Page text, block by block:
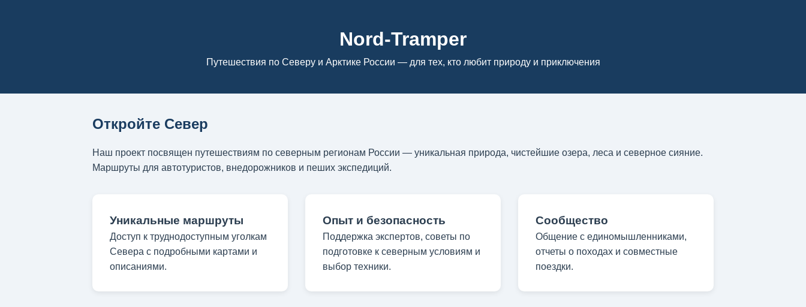
Nord-Tramper
Путешествия по Северу и Арктике России — для тех, кто любит природу и приключения
Откройте Север
Наш проект посвящен путешествиям по северным регионам России — уникальная природа, чистейшие озера, леса и северное сияние.
Маршруты для автотуристов, внедорожников и пеших экспедиций.
Уникальные маршруты
Доступ к труднодоступным уголкам
Севера с подробными картами и
описаниями.
Опыт и безопасность
Поддержка экспертов, советы по
подготовке к северным условиям и
выбор техники.
Сообщество
Общение с единомышленниками,
отчеты о походах и совместные
поездки.